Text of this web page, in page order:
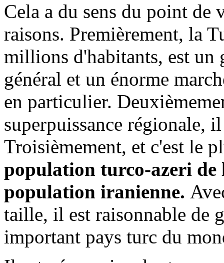
Cela a du sens du point de
raisons. Premièrement, la
millions d'habitants, est un
général et un énorme
en particulier.
superpuissance régionale,
Troisièmement, et c'est le
population turco-azeri
population iranienne.
taille, il est raisonnable de
important pays turc du